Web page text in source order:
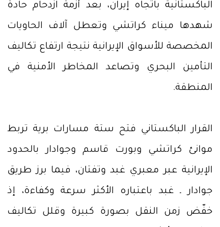
الباكستانية باتجاه إيران، بعد أزمة ازدحام حادة
شهدها ميناء كراتشي وتعطل آلاف الحاويات
المخصصة للأسواق الإيرانية نتيجة ارتفاع تكاليف
التأمين البحري وتصاعد المخاطر الأمنية في
المنطقة.
القرار الباكستاني فتح ستة مسارات برية تربط
موانئ كراتشي وبورت قاسم وجوادار بالحدود
الإيرانية عبر معبري غبد وتفتان، فيما برز طريق
جوادار ـ غبد باعتباره الأكثر سرعة وكفاءة، إذ
خفّض زمن النقل بصورة كبيرة وقلل تكاليف